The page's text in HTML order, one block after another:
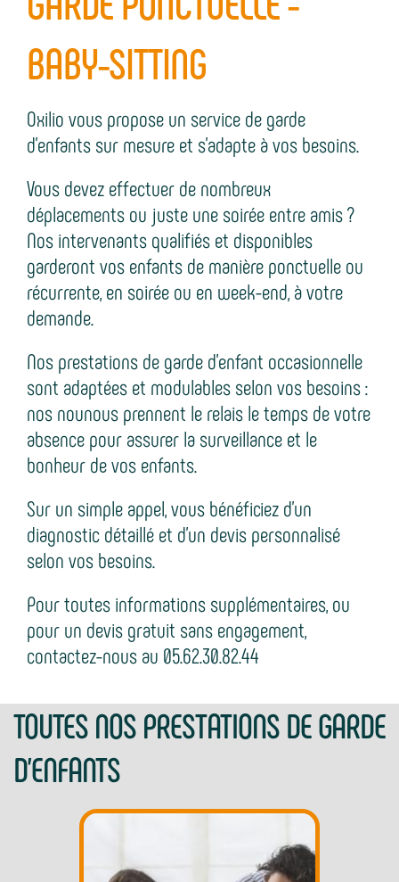
c
e
a
g
s
m
e
t
t
e
n
i
n
e
BABY-SITTING
Oxilio vous propose un service de garde
d’enfants sur mesure et s’adapte à vos besoins.
Vous devez effectuer de nombreux
déplacements ou juste une soirée entre amis ?
Nos intervenants qualifiés et disponibles
garderont vos enfants de manière ponctuelle ou
récurrente, en soirée ou en week-end, à votre
demande.
Nos prestations de garde d’enfant occasionnelle
sont adaptées et modulables selon vos besoins :
nos nounous prennent le relais le temps de votre
absence pour assurer la surveillance et le
bonheur de vos enfants.
Sur un simple appel, vous bénéficiez d’un
diagnostic détaillé et d’un devis personnalisé
selon vos besoins.
Pour toutes informations supplémentaires, ou
pour un devis gratuit sans engagement,
contactez-nous au 05.62.30.82.44
TOUTES NOS PRESTATIONS DE GARDE
D'ENFANTS